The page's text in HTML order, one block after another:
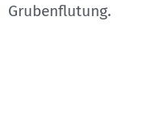
Grubenflutung.